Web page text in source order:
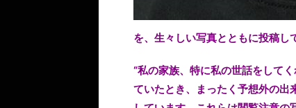
を、生々しい写真とともに投稿し
“私の家族、特に私の世話をして
ていたとき、まったく予想外の出